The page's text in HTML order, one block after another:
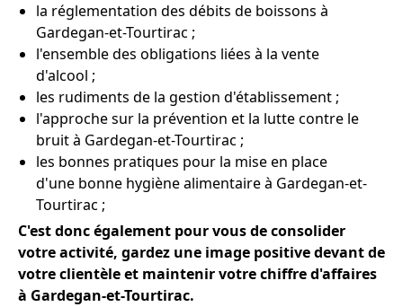
la réglementation des débits de boissons à
Gardegan-et-Tourtirac ;
l'ensemble des obligations liées à la vente
d'alcool ;
les rudiments de la gestion d'établissement ;
l'approche sur la prévention et la lutte contre le
bruit à Gardegan-et-Tourtirac ;
les bonnes pratiques pour la mise en place
d'une bonne hygiène alimentaire à Gardegan-et-
Tourtirac ;
C'est donc également pour vous de consolider
votre activité, gardez une image positive devant de
votre clientèle et maintenir votre chiffre d'affaires
à Gardegan-et-Tourtirac.